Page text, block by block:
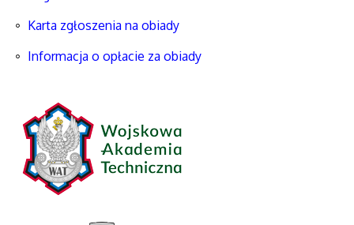
Karta zgłoszenia na obiady
Informacja o opłacie za obiady